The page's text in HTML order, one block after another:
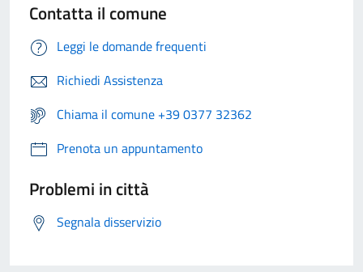
Contatta il comune
Leggi le domande frequenti
Richiedi Assistenza
Chiama il comune +39 0377 32362
Prenota un appuntamento
Problemi in città
Segnala disservizio